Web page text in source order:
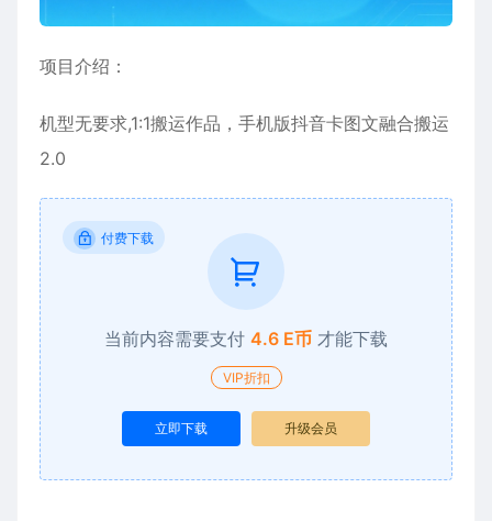
项目介绍：
机型无要求,1:1搬运作品，手机版抖音卡图文融合搬运
2.0
付费下载
当前内容需要支付 4.6 E币 才能下载
VIP折扣
立即下载 升级会员